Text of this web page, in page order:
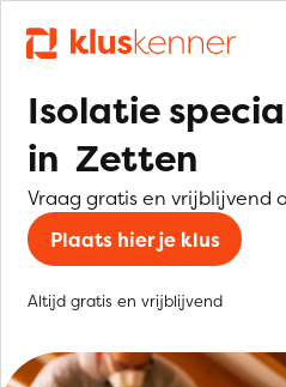
Isolatie
in Zetten
Vraag gratis en vrijblijvend
Plaats hier je klus
Altijd gratis en vrijblijvend